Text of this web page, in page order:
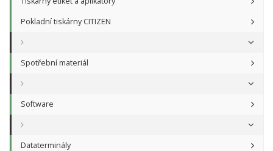
Pokladní tiskárny CITIZEN
Spotřební materiál
Software
Dataterminály